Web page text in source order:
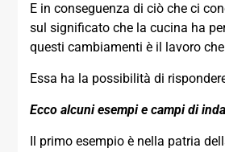
E in conseguenza di ciò che ci
sul significato che la cucina ha
questi cambiamenti è il lavoro
Essa ha la possibilità di
Ecco alcuni esempi e campi di
Il primo esempio è nella patria